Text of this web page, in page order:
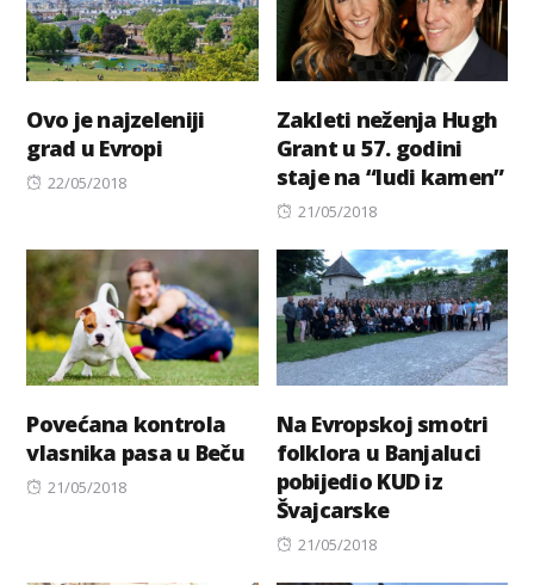
Ovo je najzeleniji
grad u Evropi
Posted
22/05/2018
Zakleti neženja Hugh
Grant u 57. godini
staje na “ludi kamen”
Posted
21/05/2018
Povećana kontrola
vlasnika pasa u Beču
Posted
21/05/2018
Na Evropskoj smotri
folklora u Banjaluci
pobijedio KUD iz
Švajcarske
Posted
21/05/2018